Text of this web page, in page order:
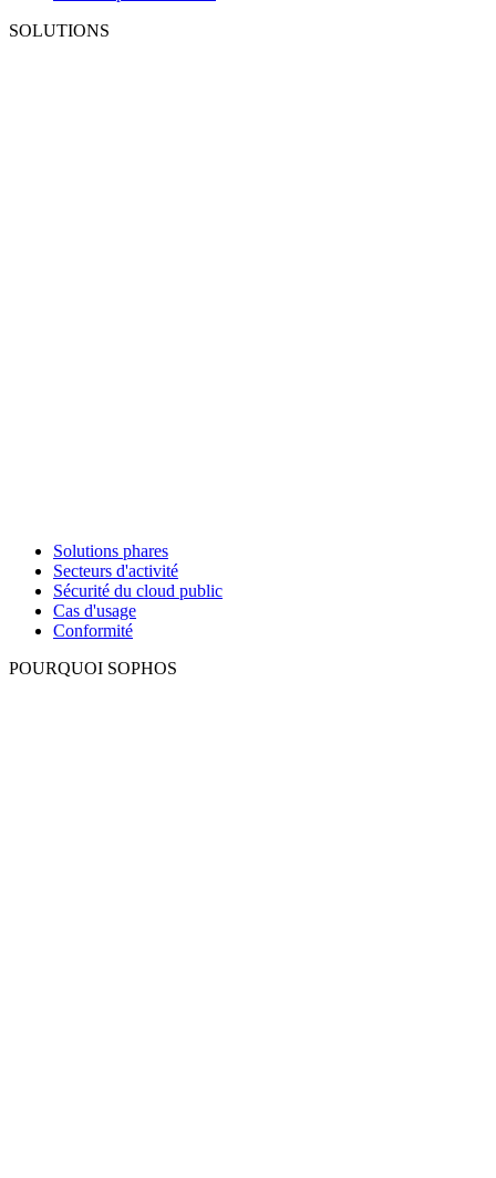
SOLUTIONS
Solutions phares
Secteurs d'activité
Sécurité du cloud public
Cas d'usage
Conformité
POURQUOI SOPHOS